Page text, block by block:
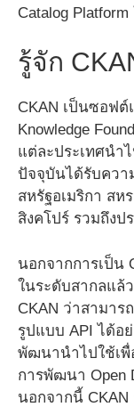
Catalog
รู้จัก
CKAN เป็นซอฟต์
Knowledge
แต่ละประเทศนำ
ปัจจุบันได้รับควา
สหรัฐอเมริกา ส
สิงคโปร์ รวมถึงป
นอกจากการเป็น
ในระดับสากลแล้
CKAN ว่าสามาร
รูปแบบ API ได้อ
พัฒนานำไปใช้เพื่
การพัฒนา Open
นอกจากนี้